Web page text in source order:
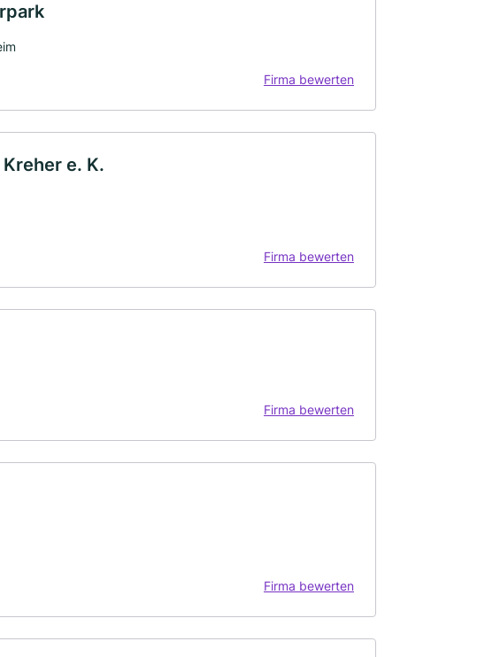
Firma bewerten
e. K.
Firma bewerten
Firma bewerten
Firma bewerten